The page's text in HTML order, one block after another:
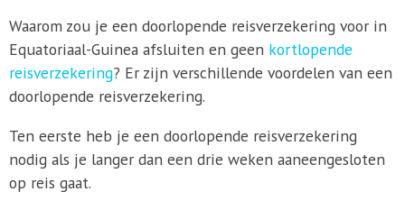
Waarom zou je een doorlopende reisverzekering voor in
Equatoriaal-Guinea afsluiten en geen kortlopende
reisverzekering? Er zijn verschillende voordelen van een
doorlopende reisverzekering.
Ten eerste heb je een doorlopende reisverzekering
nodig als je langer dan een drie weken aaneengesloten
op reis gaat.